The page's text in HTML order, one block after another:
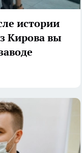
истории
Кирова вы